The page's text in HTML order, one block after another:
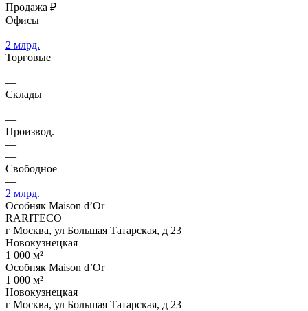
Продажа ₽
Офисы
—
2 млрд.
Торговые
—
—
Склады
—
—
Производ.
—
—
Свободное
—
2 млрд.
Особняк Maison d’Or
RARITECO
г Москва, ул Большая Татарская, д 23
Новокузнецкая
1 000 м²
Особняк Maison d’Or
1 000 м²
Новокузнецкая
г Москва, ул Большая Татарская, д 23